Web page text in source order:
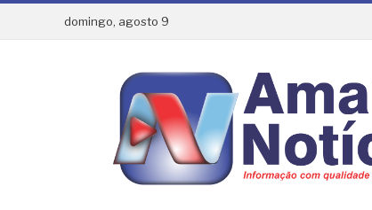
domingo, agosto 9